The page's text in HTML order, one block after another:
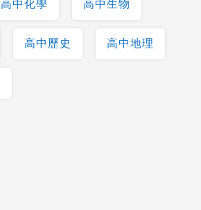
高中化學 高中生物
高中歷史 高中地理